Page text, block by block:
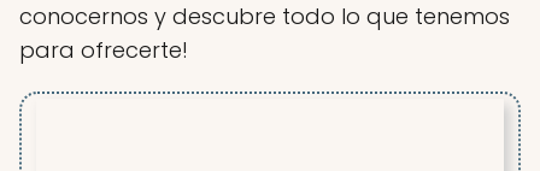
conocernos y descubre todo lo que tenemos
para ofrecerte!